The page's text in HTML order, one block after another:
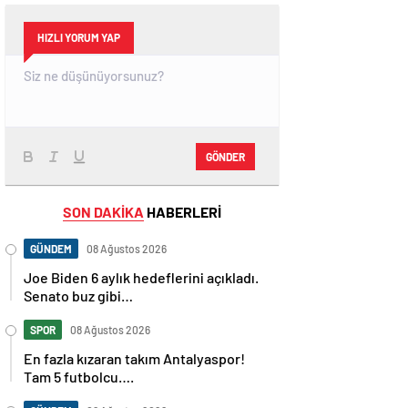
HIZLI YORUM YAP
GÖNDER
SON DAKİKA HABERLERİ
GÜNDEM 08 Ağustos 2026
Joe Biden 6 aylık hedeflerini açıkladı.
Senato buz gibi…
SPOR 08 Ağustos 2026
En fazla kızaran takım Antalyaspor!
Tam 5 futbolcu….